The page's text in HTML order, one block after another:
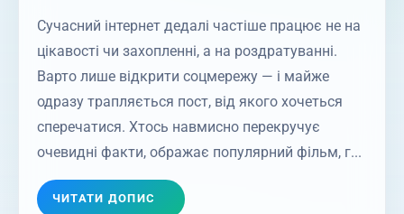
Сучасний інтернет дедалі частіше працює не на
цікавості чи захопленні, а на роздратуванні.
Варто лише відкрити соцмережу — і майже
одразу трапляється пост, від якого хочеться
сперечатися. Хтось навмисно перекручує
очевидні факти, ображає популярний фільм, г...
ЧИТАТИ ДОПИС